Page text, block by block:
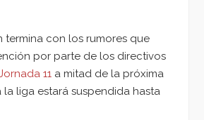
termina con los rumores que
por parte de los directivos
11 a mitad de la próxima
la liga estará suspendida hasta